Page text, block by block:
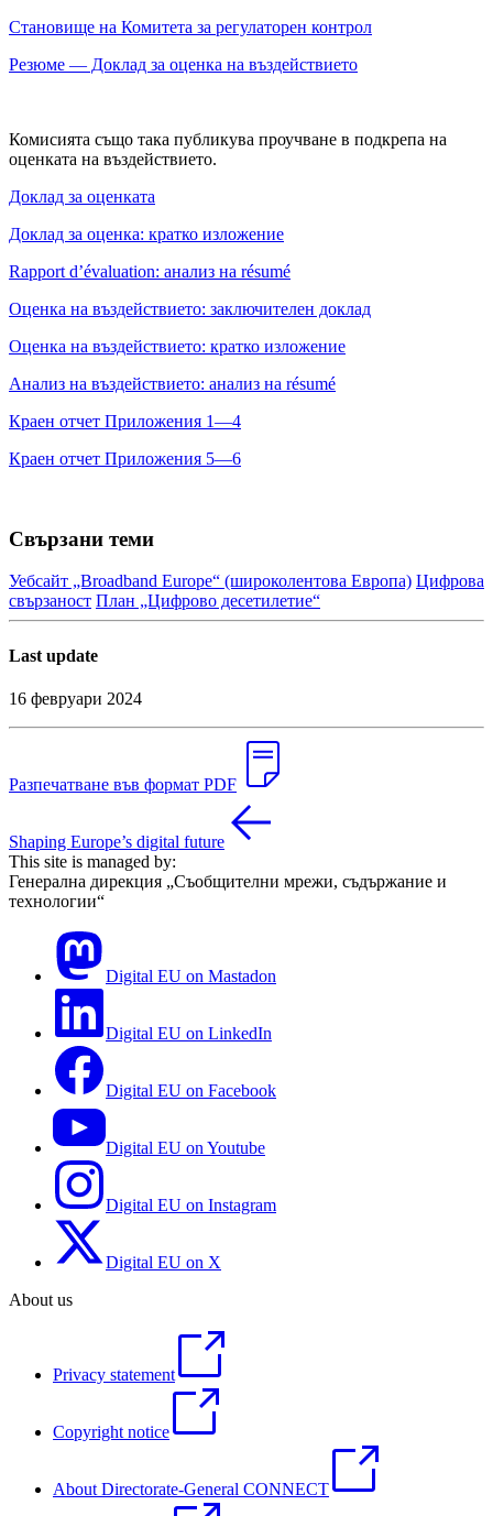
Становище на Комитета за регулаторен контрол
Резюме — Доклад за оценка на въздействието
Комисията също така публикува проучване в подкрепа на
оценката на въздействието.
Доклад за оценката
Доклад за оценка: кратко изложение
Rapport d’évaluation: анализ на résumé
Оценка на въздействието: заключителен доклад
Оценка на въздействието: кратко изложение
Анализ на въздействието: анализ на résumé
Краен отчет Приложения 1—4
Краен отчет Приложения 5—6
Свързани теми
Уебсайт „Broadband Europe“ (широколентова Европа) Цифрова
свързаност План „Цифрово десетилетие“
Last update
16 февруари 2024
Разпечатване във формат PDF
Shaping Europe’s digital future
This site is managed by:
Генерална дирекция „Съобщителни мрежи, съдържание и
технологии“
Digital EU on Mastadon
Digital EU on LinkedIn
Digital EU on Facebook
Digital EU on Youtube
Digital EU on Instagram
Digital EU on X
About us
Privacy statement
Copyright notice
About Directorate-General CONNECT